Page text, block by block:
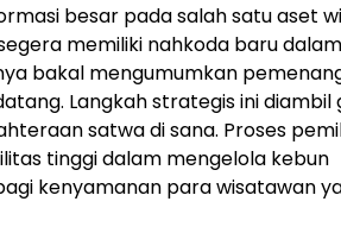
besar pada salah satu aset
memiliki nahkoda baru
bakal mengumumkan
Langkah strategis ini diambil
satwa di sana. Proses
tinggi dalam mengelola kebun
kenyamanan para wisatawan